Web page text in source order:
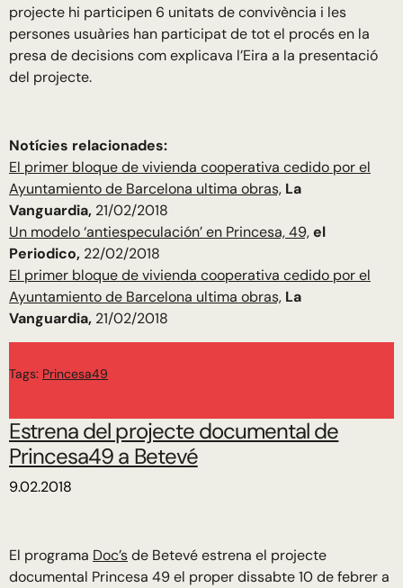
projecte hi participen 6 unitats de convivència i les
persones usuàries han participat de tot el procés en la
presa de decisions com explicava l’Eira a la presentació
del projecte.
Notícies relacionades:
El primer bloque de vivienda cooperativa cedido por el
Ayuntamiento de Barcelona ultima obras, La
Vanguardia, 21/02/2018
Un modelo ‘antiespeculación’ en Princesa, 49,el
Periodico, 22/02/2018
El primer bloque de vivienda cooperativa cedido por el
Ayuntamiento de Barcelona ultima obras, La
Vanguardia, 21/02/2018
Tags: Princesa49
Estrena del projecte documental de
Princesa49 a Betevé
9.02.2018
El programa Doc’sde Betevé estrena el projecte
documental Princesa 49 el proper dissabte 10 de febrer a